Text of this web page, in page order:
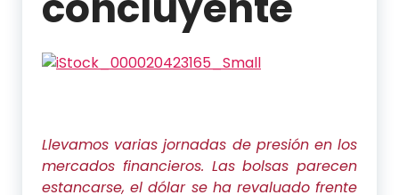
Llevamos varias jornadas de presión en los
mercados financieros. Las bolsas parecen
estancarse, el dólar se ha revaluado frente